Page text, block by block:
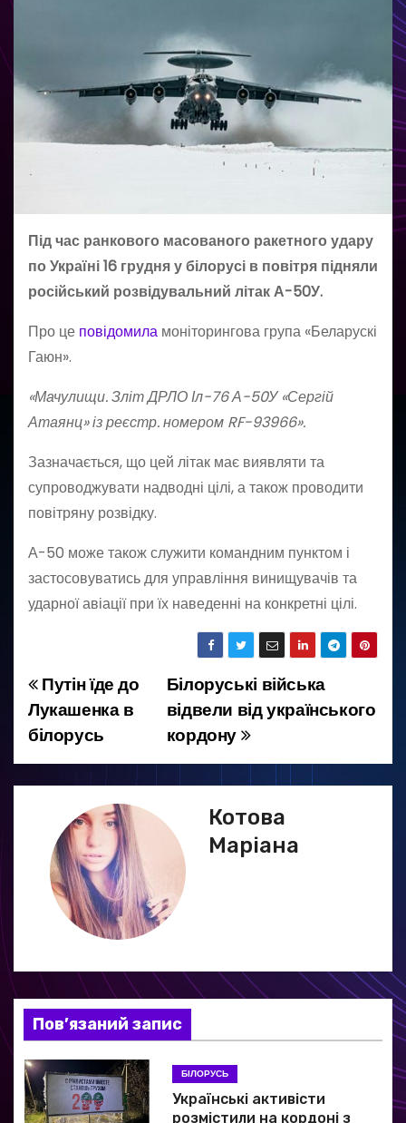
Під час ранкового масованого ракетного удару
по Україні 16 грудня у білорусі в повітря підняли
російський розвідувальний літак А-50У.
Про це повідомила моніторингова група «Беларускі
Гаюн».
«Мачулищи. Зліт ДРЛО Іл-76 А-50У «Сергій
Атаянц» із реєстр. номером RF-93966».
Зазначається, що цей літак має виявляти та
супроводжувати надводні цілі, а також проводити
повітряну розвідку.
А-50 може також служити командним пунктом і
застосовуватись для управління винищувачів та
ударної авіації при їх наведенні на конкретні цілі.
Н
а
в
я
з
а
п
Білоруські війська
відвели від українського
кордону
Путін їде до
Лукашенка в
білорусь
Котова
Маріана
Пов’язаний запис
БІЛОРУСЬ
Українські активісти
розмістили на кордоні з